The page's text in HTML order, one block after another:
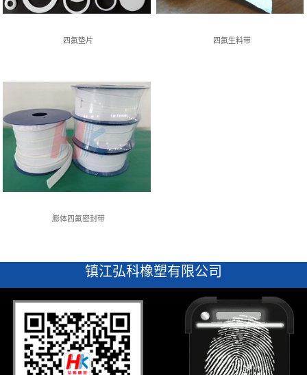
四氟垫片 四氟生料带
膨体四氟密封带
镇江弘科橡塑有限公司